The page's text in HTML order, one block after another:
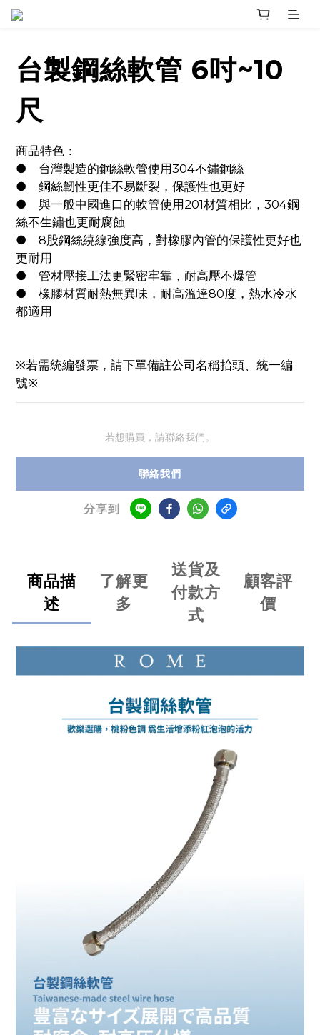
台製鋼絲軟管 6吋~10
尺
商品特色：
●	台灣製造的鋼絲軟管使用304不鏽鋼絲
●	鋼絲韌性更佳不易斷裂，保護性也更好
●	與一般中國進口的軟管使用201材質相比，304鋼
絲不生鏽也更耐腐蝕
●	8股鋼絲繞線強度高，對橡膠內管的保護性更好也
更耐用
●	管材壓接工法更緊密牢靠，耐高壓不爆管
●	橡膠材質耐熱無異味，耐高溫達80度，熱水冷水
都適用
※若需統編發票，請下單備註公司名稱抬頭、統一編
號※
若想購買，請聯絡我們。
聯絡我們
分享到
商品描
述
了解更
多
送貨及
付款方
式
顧客評
價